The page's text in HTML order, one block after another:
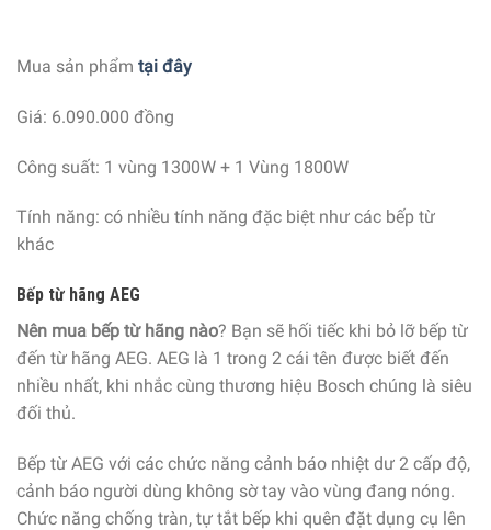
Mua sản phẩm tại đây
Giá: 6.090.000 đồng
Công suất: 1 vùng 1300W + 1 Vùng 1800W
Tính năng: có nhiều tính năng đặc biệt như các bếp từ
khác
Bếp từ hãng AEG
Nên mua bếp từ hãng nào? Bạn sẽ hối tiếc khi bỏ lỡ bếp từ
đến từ hãng AEG. AEG là 1 trong 2 cái tên được biết đến
nhiều nhất, khi nhắc cùng thương hiệu Bosch chúng là siêu
đối thủ.
Bếp từ AEG với các chức năng cảnh báo nhiệt dư 2 cấp độ,
cảnh báo người dùng không sờ tay vào vùng đang nóng.
Chức năng chống tràn, tự tắt bếp khi quên đặt dụng cụ lên